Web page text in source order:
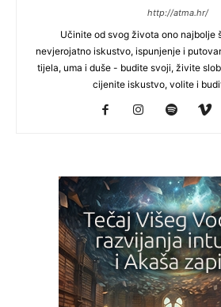
http://atma.hr/
Učinite od svog života ono najbolje
nevjerojatno iskustvo, ispunjenje i
tijela, uma i duše - budite svoji, živite
cijenite iskustvo, volite i